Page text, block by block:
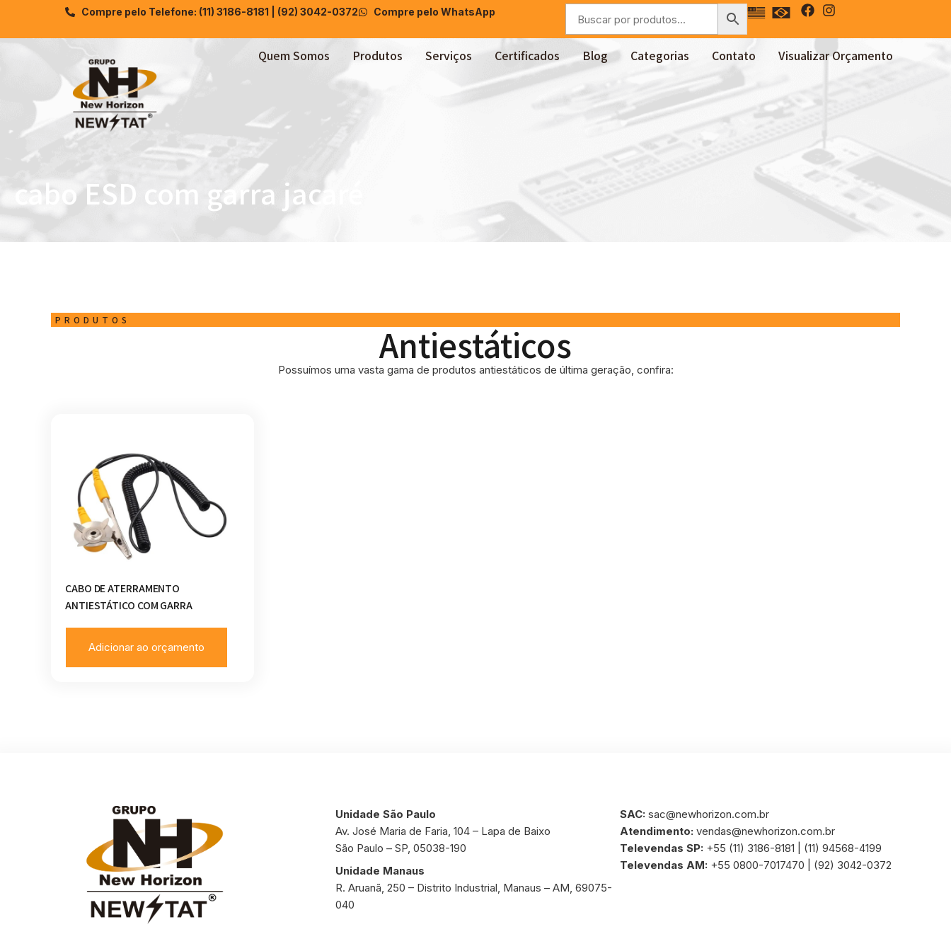
Compre pelo Telefone: (11) 3186-8181 | (92) 3042-0372 Compre pelo WhatsApp
Quem Somos Produtos Serviços Certificados Blog Categorias Contato Visualizar Orçamento
cabo ESD com garra jacaré
PRODUTOS
Antiestáticos
Possuímos uma vasta gama de produtos antiestáticos de última geração, confira:
CABO DE ATERRAMENTO
ANTIESTÁTICO COM GARRA
Adicionar ao orçamento
Unidade São Paulo
Av. José Maria de Faria, 104 – Lapa de Baixo
São Paulo – SP, 05038-190
Unidade Manaus
R. Aruanã, 250 – Distrito Industrial, Manaus – AM, 69075-
040
SAC: sac@newhorizon.com.br
Atendimento: vendas@newhorizon.com.br
Televendas SP: +55 (11) 3186-8181 | (11) 94568-4199
Televendas AM: +55 0800-7017470 | (92) 3042-0372